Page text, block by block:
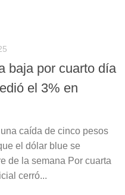
baja por cuarto día
el 3% en
caída de cinco pesos
el dólar blue se
de la semana Por cuarta
cerró...